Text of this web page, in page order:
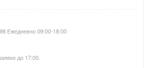
09:00-18:00
до 17:00.